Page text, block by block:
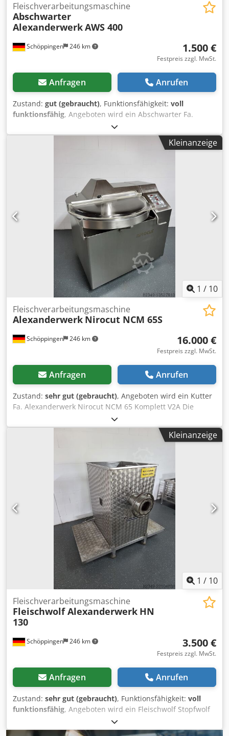
Schöppingen 246 km
Fleischverarbeitungsmaschine
Abschwarter
AlexanderwerkAWS 400
1.500 €
Festpreis zzgl. MwSt.
Anfragen Anrufen
Zustand: gut (gebraucht), Funktionsfähigkeit: voll
funktionsfähig, Angeboten wird ein Abschwarter Fa.
Alexanderwerk Typ: AWS 400 400v /16A / 0,4kW. Die
Maschine ist voll funktionsfähig und sofort eisatzbereit.
Schnittbreite ca.39cm. Messer Neu, Besichtigung und
Gewerbetreibende , Keine Garantie, keine Gewährleistung.
Kleinanzeige
1 / 10
Schöppingen 246 km
Fleischverarbeitungsmaschine
Alexanderwerk Nirocut NCM 65S
16.000 €
Festpreis zzgl. MwSt.
Anfragen Anrufen
Zustand: sehr gut (gebraucht), Angeboten wird ein Kutter
Fa. Alexanderwerk Nirocut NCM 65 Komplett V2A Die
Maschine ist voll funktionsfähig und sofort einsatzbereit.
Anschluss 400v. 15/20Kw. Messewelle 2 - Gang 1800/3600
U/min. Schüssel V2A 2 - Gang 9/18 U/min. 2 x Mischgang
Vor und Rückwärts. 4-er Messerkopf. Stecker fertig.
Weiteres auf anfrage. Bar oder Vorkasse! Dkedpfx Amjp R I
Nhs Rsr Verkauf nur an Gewerbetreibende , Keine
Garantie, keine Gewährleistung.
Kleinanzeige
1 / 10
Schöppingen 246 km
Fleischverarbeitungsmaschine
Fleischwolf Alexanderwerk HN
130
3.500 €
Festpreis zzgl. MwSt.
Anfragen Anrufen
Zustand: sehr gut (gebraucht), Funktionsfähigkeit: voll
funktionsfähig, Angeboten wird ein Fleischwolf Stopfwolf
Alexanderwerk HN 130 V2A 380v. 6 / 7,8Kw 2-Gang.16A. Die
Maschine ist Werkstatt geprüft sofort einsatzbereit.